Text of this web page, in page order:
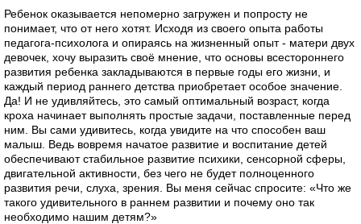
Ребенок оказывается непомерно загружен и попросту не
понимает, что от него хотят. Исходя из своего опыта работы
педагога-психолога и опираясь на жизненный опыт - матери двух
девочек, хочу выразить своё мнение, что основы всестороннего
развития ребенка закладываются в первые годы его жизни, и
каждый период раннего детства приобретает особое значение.
Да! И не удивляйтесь, это самый оптимальный возраст, когда
кроха начинает выполнять простые задачи, поставленные перед
ним. Вы сами удивитесь, когда увидите на что способен ваш
малыш. Ведь вовремя начатое развитие и воспитание детей
обеспечивают стабильное развитие психики, сенсорной сферы,
двигательной активности, без чего не будет полноценного
развития речи, слуха, зрения. Вы меня сейчас спросите: «Что же
такого удивительного в раннем развитии и почему оно так
необходимо нашим детям?»